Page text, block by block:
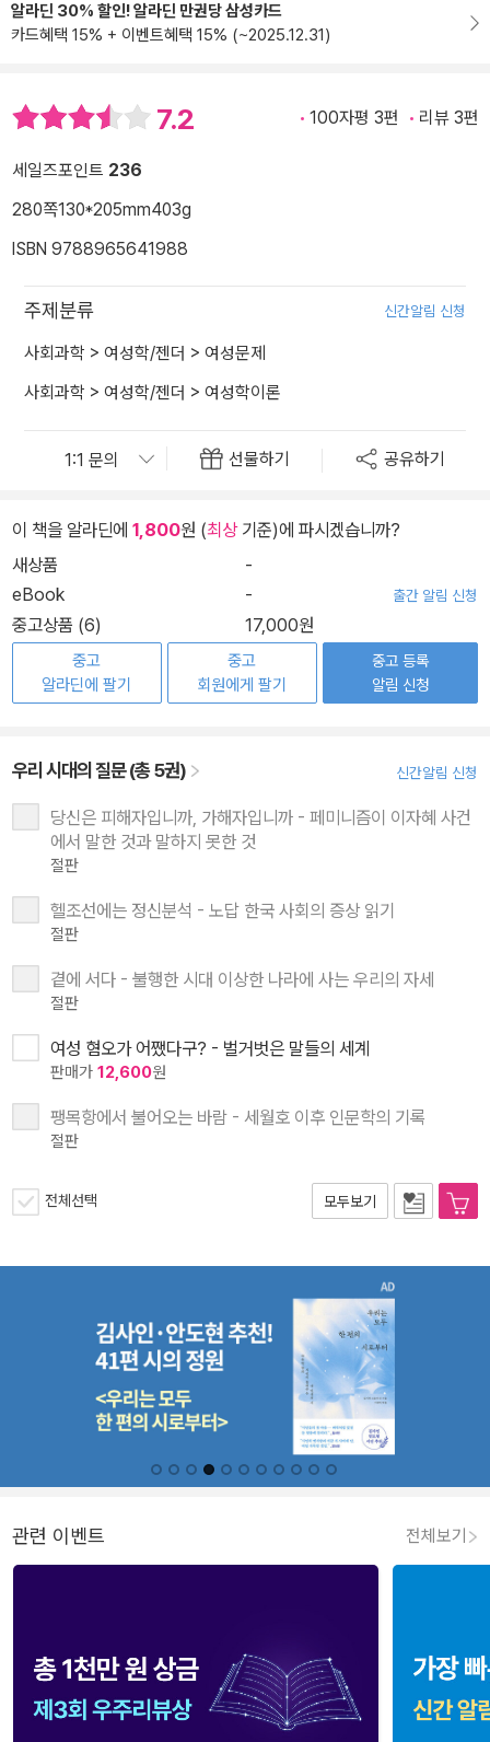
알라딘 30% 할인! 알라딘 만권당 삼성카드
카드혜택 15% + 이벤트혜택 15% (~2025.12.31)
7.2 100자평 3편 리뷰 3편
세일즈포인트 236
280쪽130*205mm403g
ISBN 9788965641988
주제분류 신간알림 신청
사회과학 > 여성학/젠더 > 여성문제
사회과학 > 여성학/젠더 > 여성학이론
선물하기 공유하기
이 책을 알라딘에 1,800원 (최상기준)에 파시겠습니까?
새상품
-
eBook
- 출간 알림 신청
중고상품 (6) 17,000원
중고
알라딘에 팔기
중고
회원에게 팔기
중고 등록
알림 신청
우리 시대의 질문 (총 5권) 신간알림 신청
당신은 피해자입니까, 가해자입니까 - 페미니즘이 이자혜 사건
에서 말한 것과 말하지 못한 것
절판
헬조선에는 정신분석 - 노답 한국 사회의 증상 읽기
절판
곁에 서다 - 불행한 시대 이상한 나라에 사는 우리의 자세
절판
여성 혐오가 어쨌다구? - 벌거벗은 말들의 세계
판매가 12,600원
팽목항에서 불어오는 바람 - 세월호 이후 인문학의 기록
절판
전체선택 모두보기
관련 이벤트 전체보기